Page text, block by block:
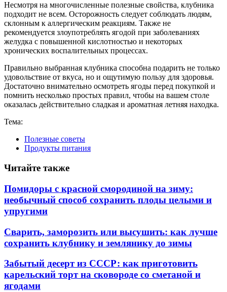
Несмотря на многочисленные полезные свойства, клубника
подходит не всем. Осторожность следует соблюдать людям,
склонным к аллергическим реакциям. Также не
рекомендуется злоупотреблять ягодой при заболеваниях
желудка с повышенной кислотностью и некоторых
хронических воспалительных процессах.
Правильно выбранная клубника способна подарить не только
удовольствие от вкуса, но и ощутимую пользу для здоровья.
Достаточно внимательно осмотреть ягоды перед покупкой и
помнить несколько простых правил, чтобы на вашем столе
оказалась действительно сладкая и ароматная летняя находка.
Тема:
Полезные советы
Продукты питания
Читайте также
Помидоры с красной смородиной на зиму:
необычный способ сохранить плоды целыми и
упругими
Сварить, заморозить или высушить: как лучше
сохранить клубнику и землянику до зимы
Забытый десерт из СССР: как приготовить
карельский торт на сковороде со сметаной и
ягодами